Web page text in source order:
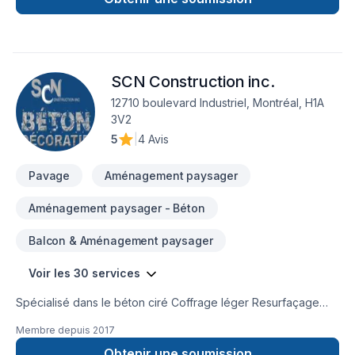
de confiance avec nos clients. Parlons de votre projet
SCN Construction inc.
12710 boulevard Industriel, Montréal, H1A
3V2
5
4 Avis
Pavage Aménagement paysager
Aménagement paysager - Béton
Balcon & Aménagement paysager
Voir les 30 services
Spécialisé dans le béton ciré Coffrage léger Resurfaçage
intérieur Mur intérieur Manteau de foyer Balcon en bois et
Membre depuis 2017